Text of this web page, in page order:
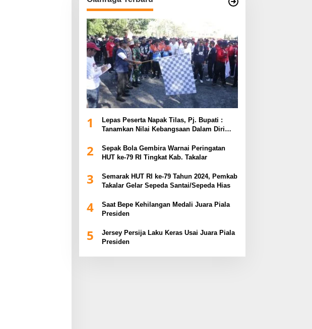
1
Lepas Peserta Napak Tilas, Pj. Bupati :
Tanamkan Nilai Kebangsaan Dalam Diri
2
Sepak Bola Gembira Warnai Peringatan
HUT ke-79 RI Tingkat Kab. Takalar
3
Semarak HUT RI ke-79 Tahun 2024, Pemkab
Takalar Gelar Sepeda Santai/Sepeda Hias
4
Saat Bepe Kehilangan Medali Juara Piala
Presiden
5
Jersey Persija Laku Keras Usai Juara Piala
Presiden